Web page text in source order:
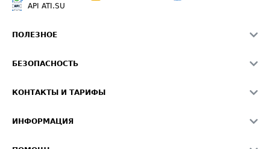
API ATI.SU
ПОЛЕЗНОЕ
Звезды ATI.SU на вашем сайте
Средние ставки
БЕЗОПАСНОСТЬ
Светофор+
КОНТАКТЫ И ТАРИФЫ
Реклама на сайте
ИНФОРМАЦИЯ